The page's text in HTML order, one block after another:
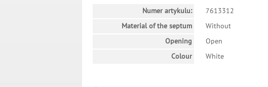
Numer artykulu: 7613312
Material of the septum Without
Opening Open
Colour White